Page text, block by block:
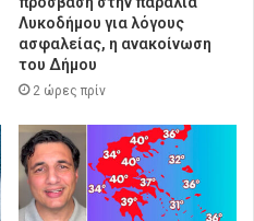
Λυκοδήμου για λόγους
ασφαλείας, η ανακοίνωση
του Δήμου
2 ώρες πρίν